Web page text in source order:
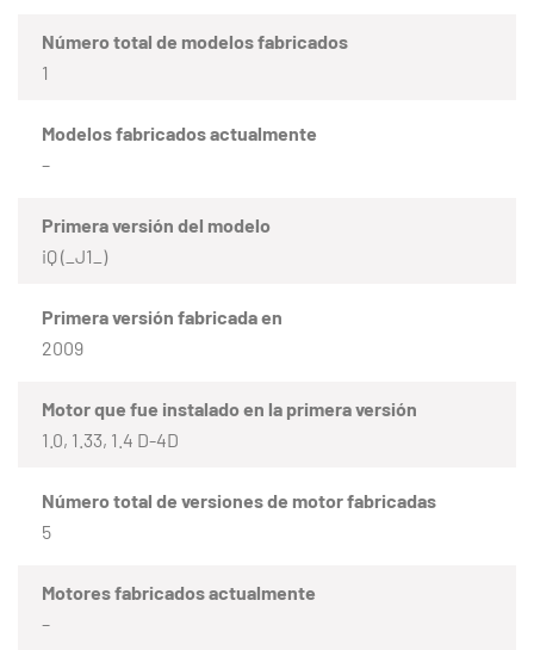
Número total de modelos fabricados
1
Modelos fabricados actualmente
–
Primera versión del modelo
iQ (_J1_)
Primera versión fabricada en
2009
Motor que fue instalado en la primera versión
1.0, 1.33, 1.4 D-4D
Número total de versiones de motor fabricadas
5
Motores fabricados actualmente
–